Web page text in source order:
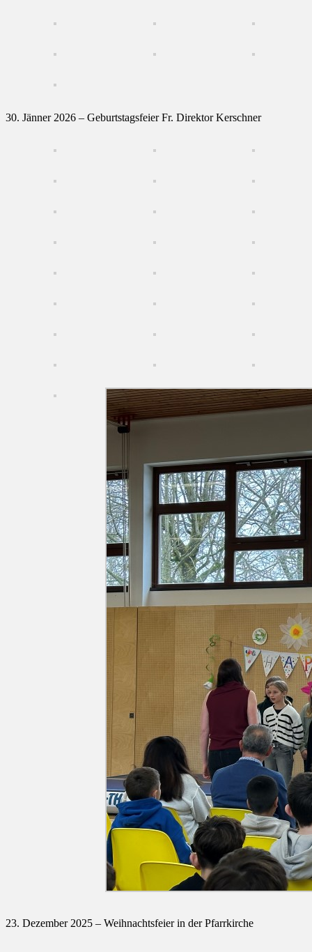
30. Jänner 2026 – Geburtstagsfeier Fr. Direktor Kerschner
23. Dezember 2025 – Weihnachtsfeier in der Pfarrkirche